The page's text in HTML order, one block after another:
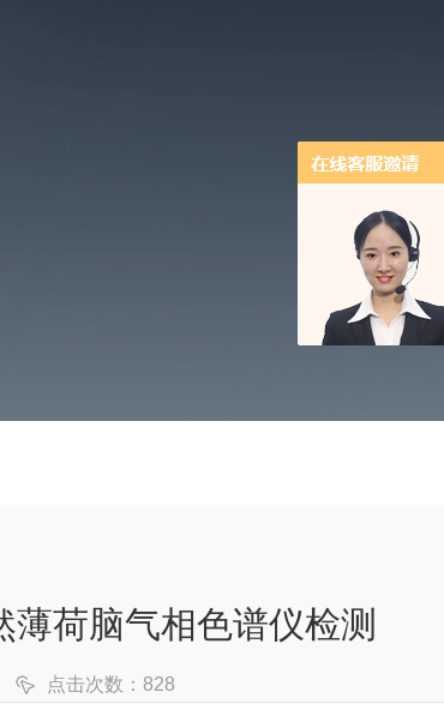
薄荷脑气相色谱仪检测
点击次数：828